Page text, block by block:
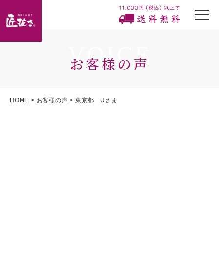
VOICE
お客様の声
HOME > お客様の声 > 東京都 Uさま